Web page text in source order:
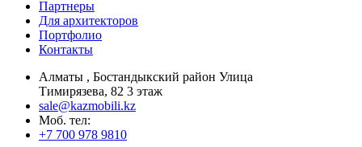
Партнеры
Для архитекторов
Портфолио
Контакты
Алматы , Бостандыкский район Улица
Тимирязева, 82 3 этаж
sale@kazmobili.kz
Moб. тел:
+7 700 978 9810